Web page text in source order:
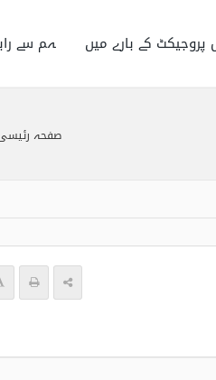
کے بارے میں ہم سے
صفحہ